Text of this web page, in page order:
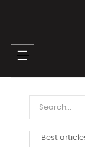
Toggle
navigation
☰
Best